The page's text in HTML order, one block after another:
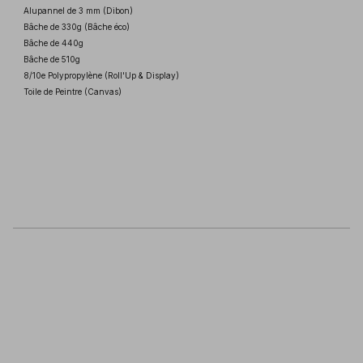
Alupannel de 3 mm (Dibon)
Bâche de 330g (Bâche éco)
Bâche de 440g
Bâche de 510g
8/10e Polypropylène (Roll'Up & Display)
Toile de Peintre (Canvas)